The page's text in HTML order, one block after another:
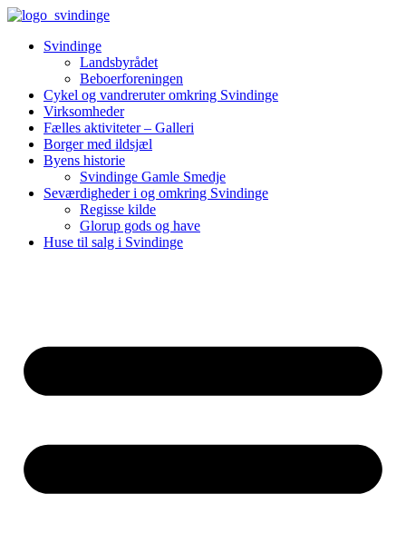
Videre
indholdSvindinge
Landsbyrådet
Beboerforeningen
Cykel og vandreruter omkring Svindinge
Virksomheder
Fælles aktiviteter – Galleri
Borger med ildsjæl
Byens historie
Svindinge Gamle Smedje
Seværdigheder i og omkring Svindinge
Regisse kilde
Glorup gods og have
Huse til salg i Svindinge